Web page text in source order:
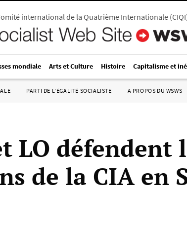
international de la Quatrième Internationale(CIQI
mondiale Arts et Culture Histoire Capitalisme et
PARTI DE L’ÉGALITÉ SOCIALISTE A PROPOS DU WSWS
LO défendent
de la CIA en